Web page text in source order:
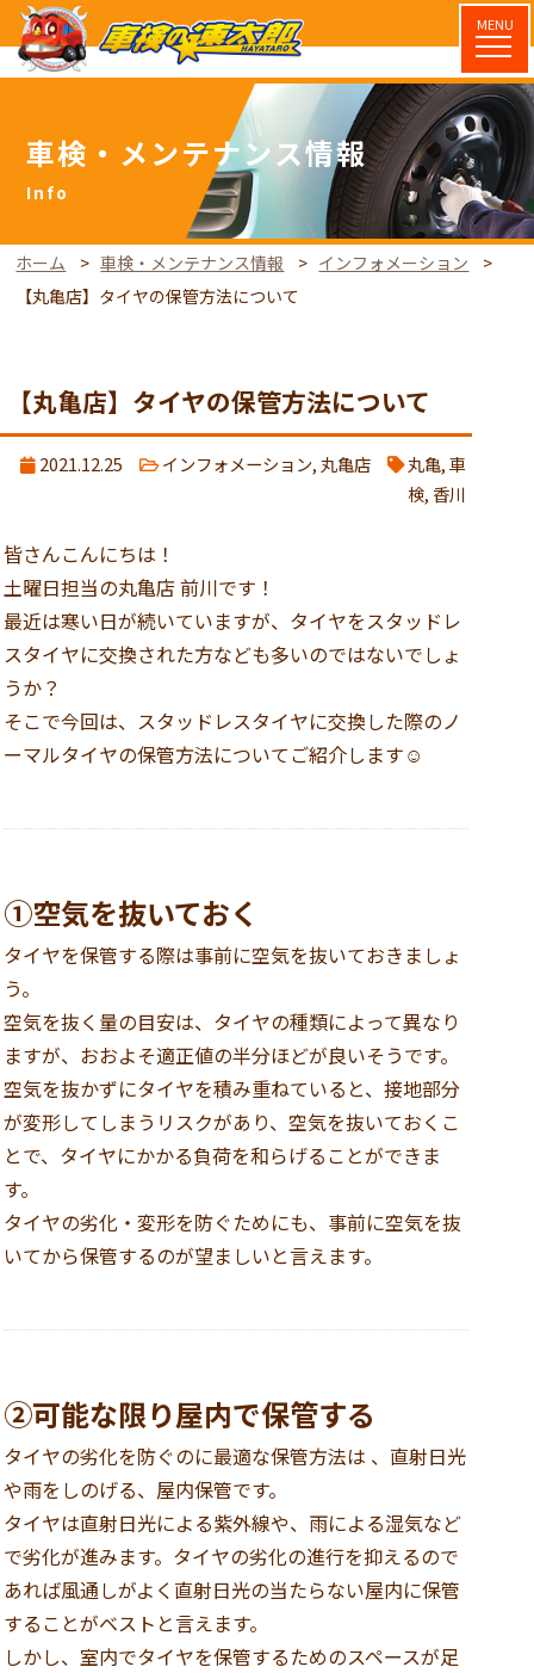
MENU
車検・メンテナンス情報
ホーム 車検・メンテナンス情報
インフォメーション
【丸亀店】タイヤの保管方法について
【丸亀店】タイヤの保管方法について
2021.12.25 インフォメーション,丸亀店 丸亀,車
検, 香川
皆さんこんにちは！
土曜日担当の丸亀店 前川です！
最近は寒い日が続いていますが、タイヤをスタッドレ
スタイヤに交換された方なども多いのではないでしょ
うか？
そこで今回は、スタッドレスタイヤに交換した際のノ
ーマルタイヤの保管方法についてご紹介します☺
①空気を抜いておく
タイヤを保管する際は事前に空気を抜いておきましょ
う。
空気を抜く量の目安は、タイヤの種類によって異なり
ますが、おおよそ適正値の半分ほどが良いそうです。
空気を抜かずにタイヤを積み重ねていると、接地部分
が変形してしまうリスクがあり、空気を抜いておくこ
とで、タイヤにかかる負荷を和らげることができま
す。
タイヤの劣化 ・変形を防ぐためにも、事前に空気を抜
いてから保管するのが望ましいと言えます。
②可能な限り屋内で保管する
タイヤの劣化を防ぐのに最適な保管方法は 、直射日光
や雨をしのげる、屋内保管です。
タイヤは直射日光による紫外線や、雨による湿気など
で劣化が進みます。タイヤの劣化の進行を抑えるので
あれば風通しがよく直射日光の当たらない屋内に保管
することがベストと言えます。
しかし、室内でタイヤを保管するためのスペースが足